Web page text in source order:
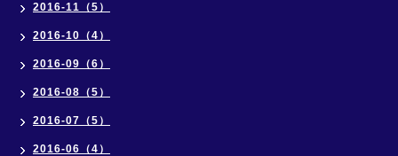
2016-11（5）
2016-10（4）
2016-09（6）
2016-08（5）
2016-07（5）
2016-06（4）